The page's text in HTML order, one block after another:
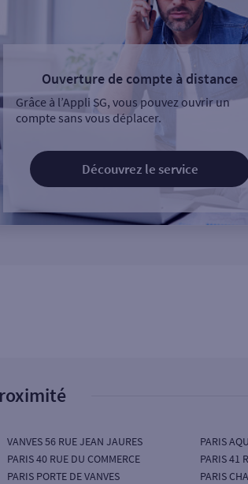
Ouverture de compte à distance
Grâce à l’Appli SG, vous pouvez ouvrir un
compte sans vous déplacer.
Découvrez le service
VANVES 56 RUE JEAN JAURES
PARIS 40 RUE DU COMMERCE
PARIS PORTE DE VANVES
PARIS
PARIS 41
PARIS